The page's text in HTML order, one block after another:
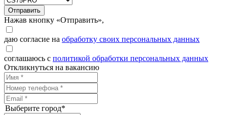
Отправить
Нажав кнопку «Отправить»,
даю согласие на обработку своих персональных данных
соглашаюсь с политикой обработки персональных данных
Откликнуться на вакансию
Выберите город*